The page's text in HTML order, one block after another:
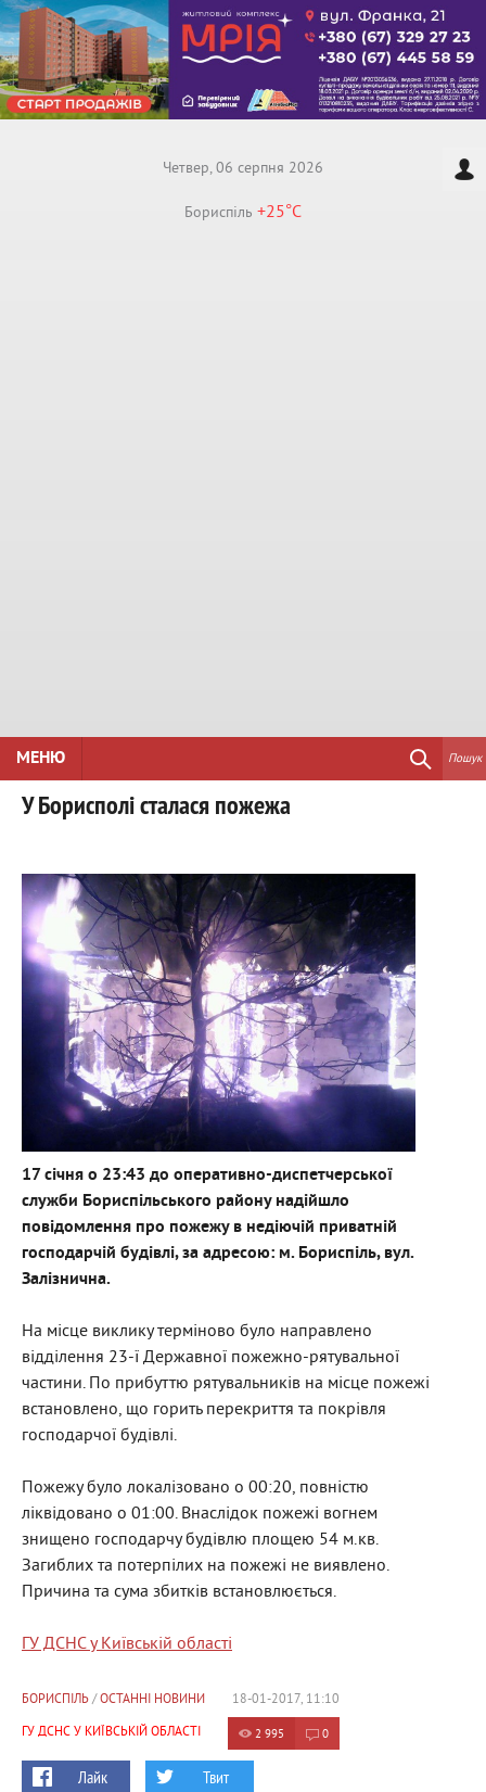
Четвер, 06 серпня 2026
Бориспiль +25°C
МЕНЮ Пошук
У Борисполі сталася пожежа
17 січня о 23:43 до оперативно-диспетчерської
служби Бориспільського району надійшло
повідомлення про пожежу в недіючій приватній
господарчій будівлі, за адресою: м. Бориспіль, вул.
Залізнична.
На місце виклику терміново було направлено
відділення 23-ї Державної пожежно-рятувальної
частини. По прибуттю рятувальників на місце пожежі
встановлено, що горить перекриття та покрівля
господарчої будівлі.
Пожежу було локалізовано о 00:20, повністю
ліквідовано о 01:00. Внаслідок пожежі вогнем
знищено господарчу будівлю площею 54 м.кв.
Загиблих та потерпілих на пожежі не виявлено.
Причина та сума збитків встановлюється.
ГУ ДСНС у Київській області
БОРИСПІЛЬ/ ОСТАННІ НОВИНИ
18-01-2017, 11:10
ГУ ДСНС У КИЇВСЬКІЙ ОБЛАСТІ
2 995 0
Лайк Твит